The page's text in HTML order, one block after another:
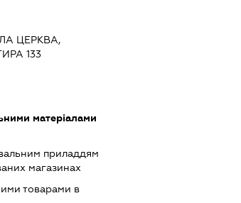
ЦЕРКВА,
133
матеріалами
приладдям
магазинах
товарами в